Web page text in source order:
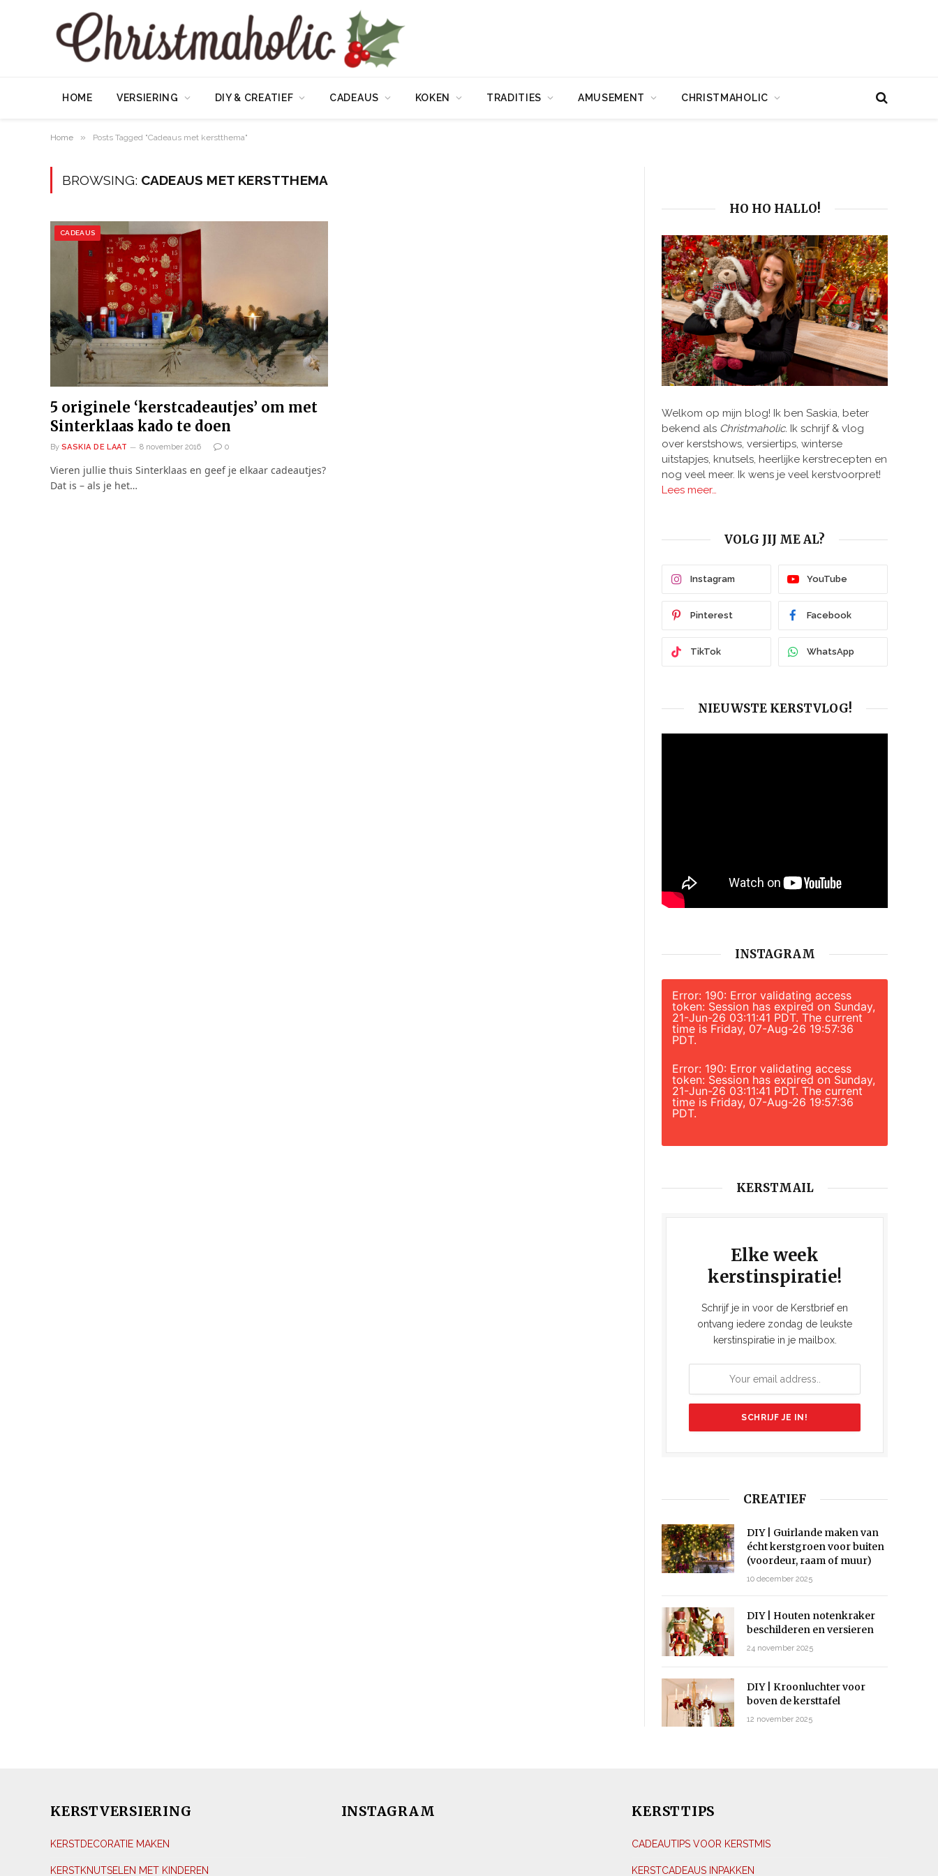
HOME VERSIERING DIY & CREATIEF CADEAUS KOKEN TRADITIES AMUSEMENT CHRISTMAHOLIC
Home » Posts Tagged "Cadeaus met kerstthema"
BROWSING: CADEAUS MET KERSTTHEMA
CADEAUS
5 originele ‘kerstcadeautjes’ om met
Sinterklaas kado te doen
By SASKIA DE LAAT 8 november 2016 0
Vieren jullie thuis Sinterklaas en geef je elkaar cadeautjes?
Dat is – als je het…
HO HO HALLO!
Welkom op mijn blog! Ik ben Saskia, beter
bekend als Christmaholic. Ik schrijf & vlog
over kerstshows, versiertips, winterse
uitstapjes, knutsels, heerlijke kerstrecepten en
nog veel meer. Ik wens je veel kerstvoorpret!
Lees meer…
VOLG JIJ ME AL?
Instagram YouTube
Pinterest Facebook
TikTok WhatsApp
NIEUWSTE KERSTVLOG!
INSTAGRAM
Error: 190: Error validating access
token: Session has expired on Sunday,
21-Jun-26 03:11:41 PDT. The current
time is Friday, 07-Aug-26 19:57:36
PDT.
Error: 190: Error validating access
token: Session has expired on Sunday,
21-Jun-26 03:11:41 PDT. The current
time is Friday, 07-Aug-26 19:57:36
PDT.
KERSTMAIL
Elke week
kerstinspiratie!
Schrijf je in voor de Kerstbrief en
ontvang iedere zondag de leukste
kerstinspiratie in je mailbox.
CREATIEF
DIY | Guirlande maken van
écht kerstgroen voor buiten
(voordeur, raam of muur)
10 december 2025
DIY | Houten notenkraker
beschilderen en versieren
24 november 2025
DIY | Kroonluchter voor
boven de kersttafel
12 november 2025
KERSTVERSIERING
KERSTDECORATIE MAKEN
KERSTKNUTSELEN MET KINDEREN
INSTAGRAM KERSTTIPS
CADEAUTIPS VOOR KERSTMIS
KERSTCADEAUS INPAKKEN